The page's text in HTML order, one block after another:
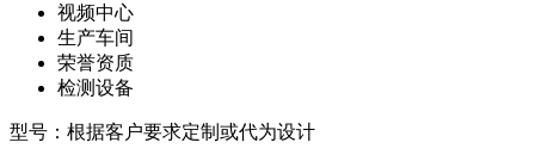
视频中心
生产车间
荣誉资质
检测设备
型号：根据客户要求定制或代为设计